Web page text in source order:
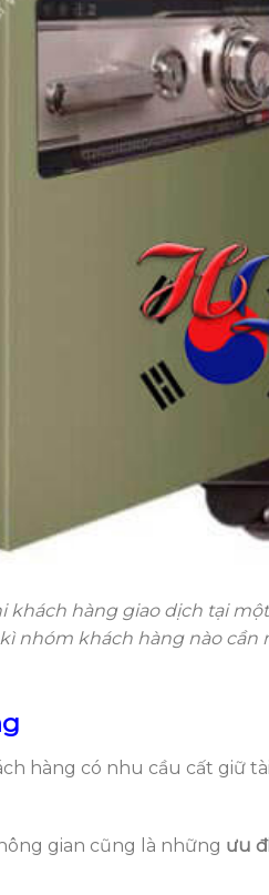
khách hàng giao dịch tại
nhóm khách hàng nào cần
hàng có nhu cầu cất giữ tài
gian cũng là những ưu